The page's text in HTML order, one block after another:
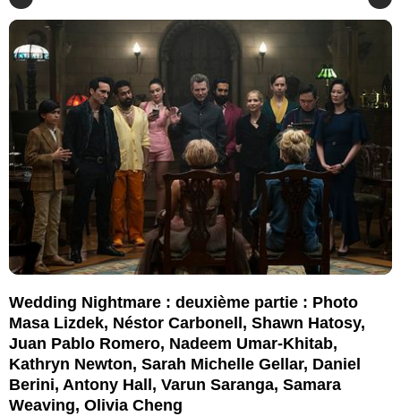
Wedding Nightmare : deuxième partie : Photo
Masa Lizdek, Néstor Carbonell, Shawn Hatosy,
Juan Pablo Romero, Nadeem Umar-Khitab,
Kathryn Newton, Sarah Michelle Gellar, Daniel
Berini, Antony Hall, Varun Saranga, Samara
Weaving, Olivia Cheng